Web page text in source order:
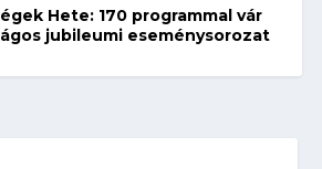
Hete: 170 programmal vár
jubileumi eseménysorozat